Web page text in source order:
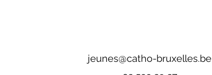
jeunes@catho-bruxelles.be